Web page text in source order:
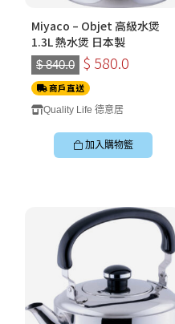
Miyaco – Objet 高級水煲
1.3L 熱水煲 日本製
$ 840.0 $ 580.0
商戶直送
Quality Life 德意居
加入購物籃